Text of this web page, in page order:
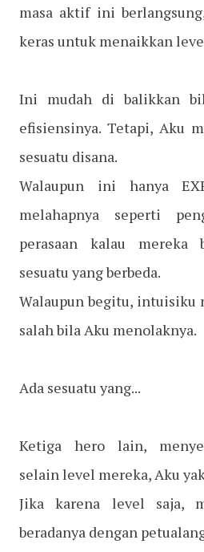
masa aktif ini
keras untuk menaikkan
Ini mudah di balikkan
efisiensinya. Tetapi, Aku
sesuatu disana.
Walaupun ini hanya
melahapnya seperti
perasaan kalau mereka
sesuatu yang berbeda.
Walaupun begitu, intuisiku
salah bila Aku menolaknya.
Ada sesuatu yang...
Ketiga hero lain,
selain level mereka, Aku
Jika karena level saja,
beradanya dengan